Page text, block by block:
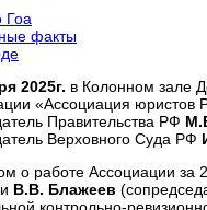
Гоа
факты
2025г. в Колонном зале
«Ассоциация юристов
Правительства РФ
Верховного Суда РФ
о работе Ассоциации за
и В.В. Блажеев